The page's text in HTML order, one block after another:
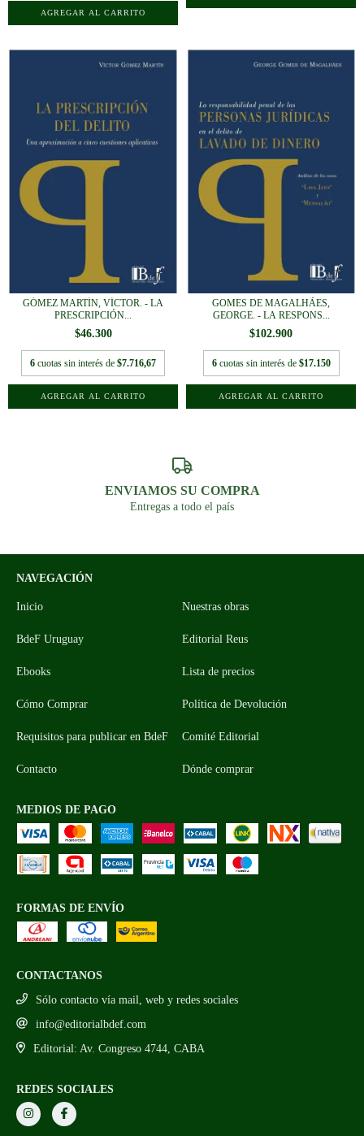
GÓMEZ MARTÍN, VÍCTOR. - LA
PRESCRIPCIÓN...
$46.300
6 cuotas sin interés de $7.716,67
GOMES DE MAGALHÃES,
GEORGE. - LA RESPONS...
$102.900
6 cuotas sin interés de $17.150
ENVIAMOS SU COMPRA
Entregas a todo el país
NAVEGACIÓN
Inicio Nuestras obras
BdeF Uruguay Editorial Reus
Ebooks Lista de precios
Cómo Comprar Política de Devolución
Requisitos para publicar en BdeF Comité Editorial
Contacto Dónde comprar
MEDIOS DE PAGO
FORMAS DE ENVÍO
CONTACTANOS
Sólo contacto vía mail, web y redes sociales
info@editorialbdef.com
Editorial: Av. Congreso 4744, CABA
REDES SOCIALES